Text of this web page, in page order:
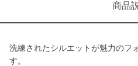
商品
洗練されたシルエットが魅力のフ
す。